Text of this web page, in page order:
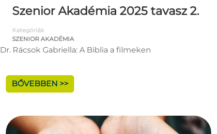
Szenior Akadémia 2025 tavasz 2.
Kategóriák
SZENIOR AKADÉMIA
Dr. Rácsok Gabriella: A Biblia a filmeken
BŐVEBBEN >>